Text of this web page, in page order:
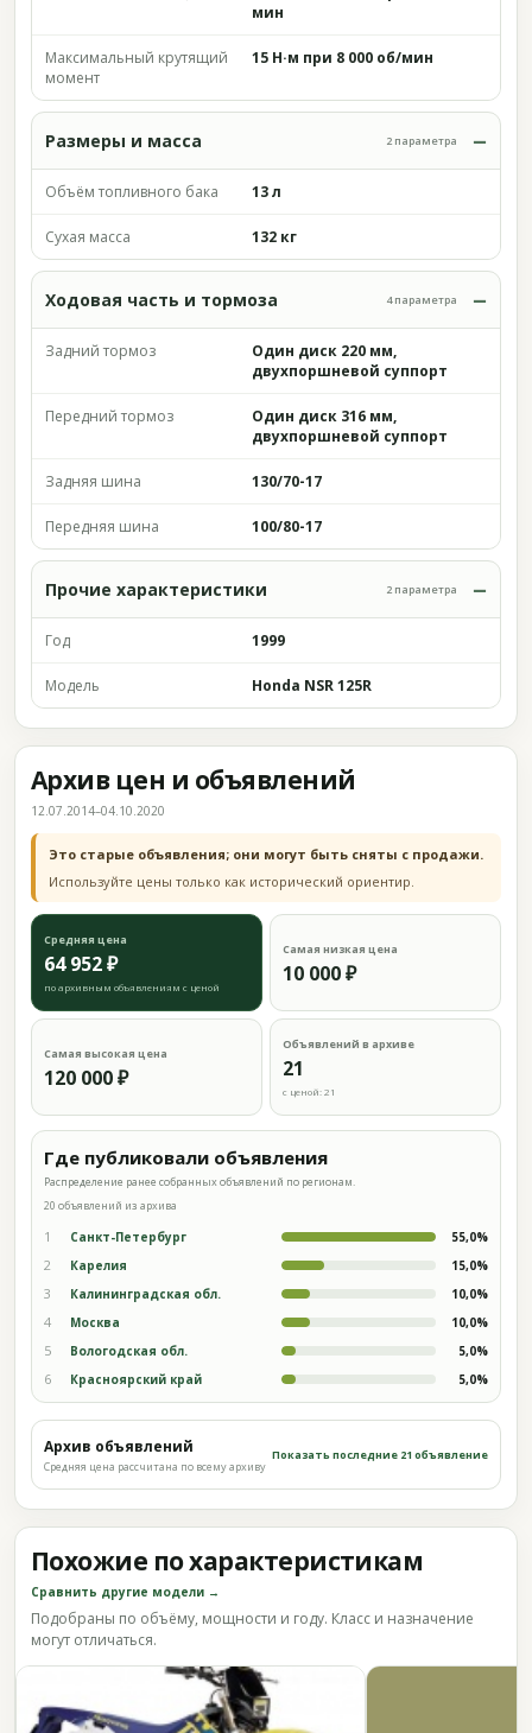
мин
Максимальный крутящий
момент
15 Н·м при 8 000 об/мин
Размеры и масса 2 параметра
Объём топливного бака 13 л
Сухая масса 132 кг
Ходовая часть и тормоза 4 параметра
Задний тормоз
Один диск 220 мм,
двухпоршневой суппорт
Передний тормоз
Один диск 316 мм,
двухпоршневой суппорт
Задняя шина 130/70-17
Передняя шина 100/80-17
Прочие характеристики 2 параметра
Год 1999
Модель Honda NSR 125R
Архив цен и объявлений
12.07.2014–04.10.2020
Это старые объявления; они могут быть сняты с продажи.
Используйте цены только как исторический ориентир.
Средняя цена
64 952 ₽
по архивным объявлениям с ценой
Самая низкая цена
10 000 ₽
Самая высокая цена
120 000 ₽
Объявлений в архиве
21
с ценой: 21
Где публиковали объявления
Распределение ранее собранных объявлений по регионам.
20 объявлений из архива
1 Санкт-Петербург 55,0%
2 Карелия 15,0%
3 Калининградская обл. 10,0%
4 Москва 10,0%
5 Вологодская обл. 5,0%
6 Красноярский край 5,0%
Архив объявлений
Средняя цена рассчитана по всему архиву
Показать последние 21 объявление
Похожие по характеристикам
Сравнить другие модели →
Подобраны по объёму, мощности и году. Класс и назначение
могут отличаться.